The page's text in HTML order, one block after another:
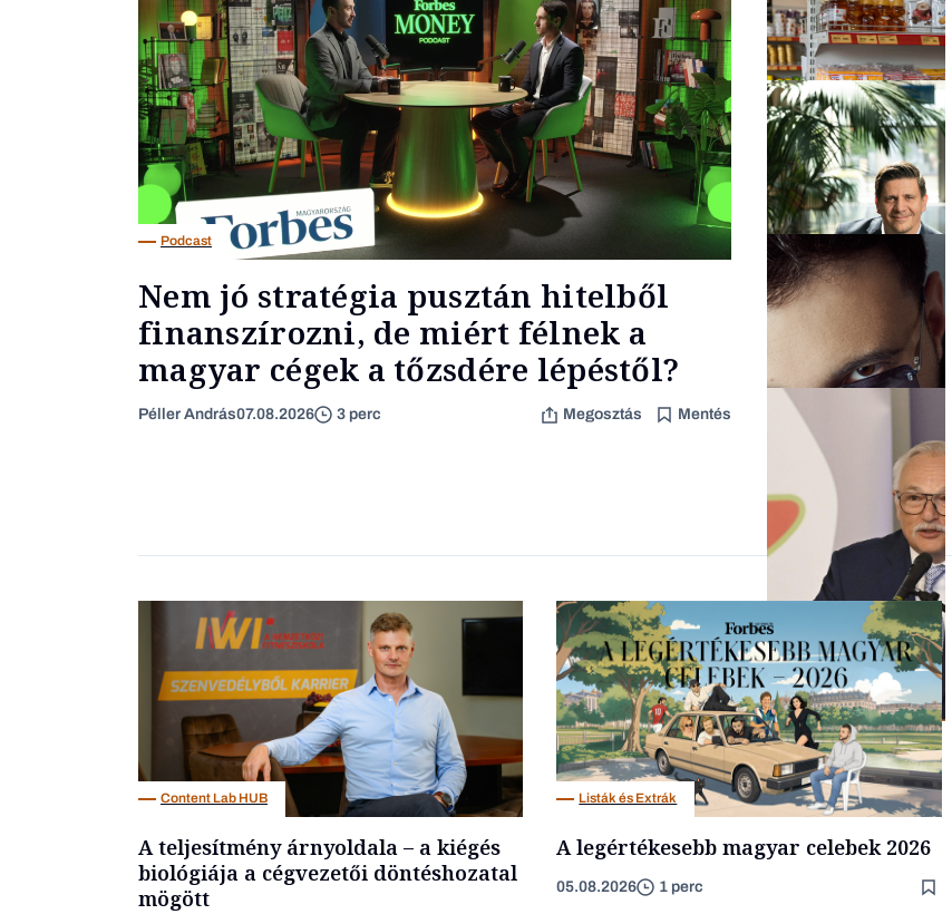
Podcast
Nem jó stratégia pusztán hitelből
finanszírozni, de miért félnek a
magyar cégek a tőzsdére lépéstől?
Péller András07.08.2026 3 perc Megosztás Mentés
TÁMOGATÓI
TARTALOM
Forbes-sztori
Befektetés
Content Lab HUB
A teljesítmény árnyoldala – a kiégés
biológiája a cégvezetői döntéshozatal
mögött
Listák és Extrák
A legértékesebb magyar celebek 2026
05.08.2026 1 perc